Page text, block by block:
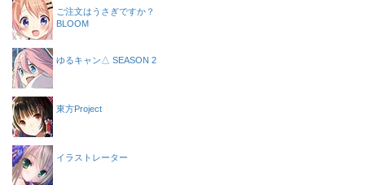
ご注文はうさぎですか？
BLOOM
ゆるキャン△ SEASON 2
東方Project
イラストレーター